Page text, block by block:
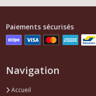
Paiements sécurisés
Navigation
Accueil